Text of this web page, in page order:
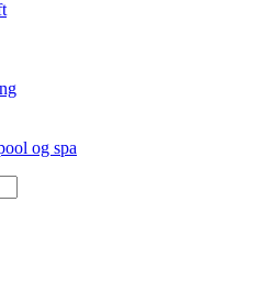
og spa